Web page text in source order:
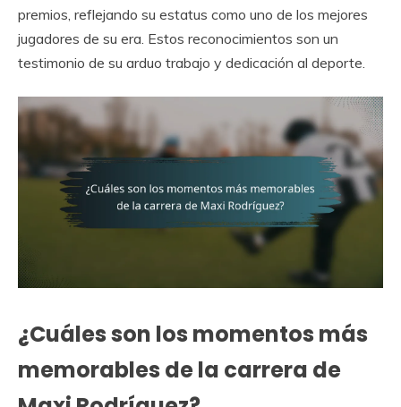
premios, reflejando su estatus como uno de los mejores
jugadores de su era. Estos reconocimientos son un
testimonio de su arduo trabajo y dedicación al deporte.
¿Cuáles son los momentos más
memorables de la carrera de